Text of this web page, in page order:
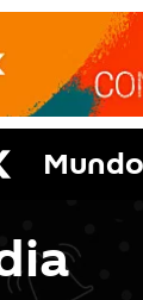
Mundo